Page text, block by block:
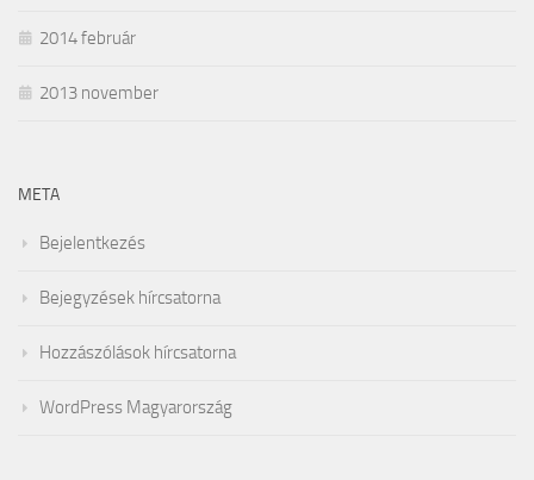
2014 február
2013 november
META
Bejelentkezés
Bejegyzések hírcsatorna
Hozzászólások hírcsatorna
WordPress Magyarország